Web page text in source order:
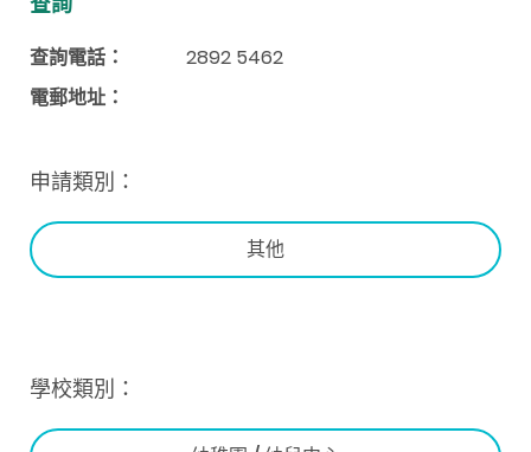
查詢電話：
2892 5462
電郵地址：
申請類別：
其他
學校類別：